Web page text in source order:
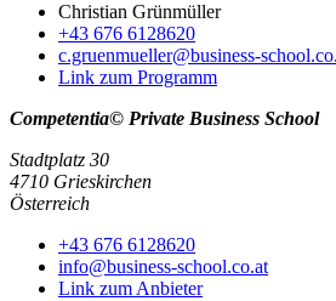
Christian Grünmüller
+43 676 6128620
c.gruenmueller@business-
Link zum Programm
Competentia© Private Business School
Stadtplatz 30
4710 Grieskirchen
Österreich
+43 676 6128620
info@business-school.co.at
Link zum Anbieter